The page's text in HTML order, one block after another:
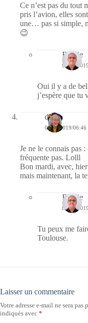
Ce n’est pas du tout
pris l’avion, elles
une… pas si simple,
😉
Bernie
05/02/
Oui il y a de
j’espère que tu
dom
05/02/2019/06:46
Je ne le connais pas
fréquente pas. Lolll
Bon mardi, avec,
mais maintenant, la
Bernie
05/02/
Tu peux me
Toulouse.
Laisser un commentaire
Votre adresse e-mail ne sera pas
indiqués avec *